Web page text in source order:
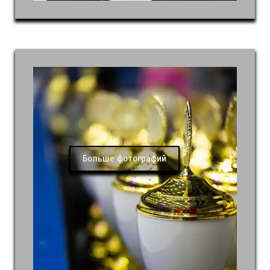
Больше фотографий